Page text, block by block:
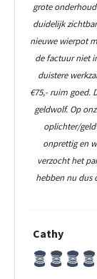
grote
duidelijk
nieuwe wierpot
de factuur niet
duistere
€75,- ruim goed.
geldwolf. Op
oplichter/
onprettig en
verzocht het
hebben nu dus
Cathy